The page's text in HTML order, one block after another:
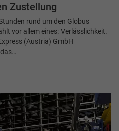
Zustellung
rund um den Globus
vor allem eines: Verlässlichkeit.
(Austria) GmbH